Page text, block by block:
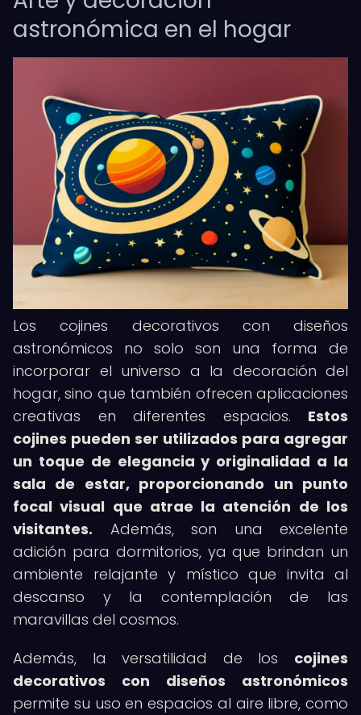
astronómica en el hogar
Los cojines decorativos con diseños
astronómicos no solo son una forma de
incorporar el universo a la decoración del
hogar, sino que también ofrecen aplicaciones
creativas en diferentes espacios. Estos
cojines pueden ser utilizados para agregar
un toque de elegancia y originalidad a la
sala de estar, proporcionando un punto
focal visual que atrae la atención de los
visitantes. Además, son una excelente
adición para dormitorios, ya que brindan un
ambiente relajante y místico que invita al
descanso y la contemplación de las
maravillas del cosmos.
Además, la versatilidad de los cojines
decorativos con diseños astronómicos
permite su uso en espacios al aire libre, como